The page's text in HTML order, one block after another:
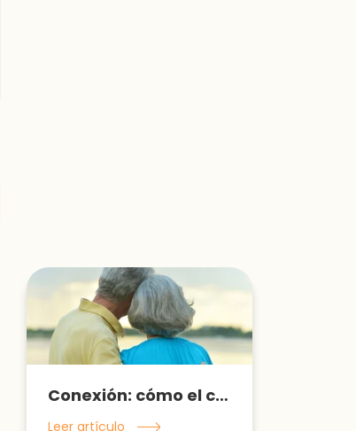
Conexión: cómo el contacto personal con otros es benéfico para tu salud y puede llevarte a vivir más tiempo
Leer artículo